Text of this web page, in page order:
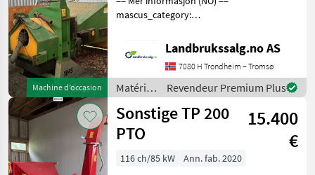
matériel
forestier
Materiels
Forestiers
Et
Materiels
Pour Le
Travail Du
D Ecorcage
Sonstige
résultats
Machine d’occasion
mascus_category:
provide reference number
upon request: 9452 See
en.landbrukssalg.no/9452
for more images Spe
Landbrukssalg.no AS
7080 H Trondheim – Tromsø
Matériels
forestiers
et
matériels
pour le
travail
Revendeur Premium Plus
Sonstige TP 200
PTO
15.400
€
116 ch/85 kW
Ann. fab. 2020